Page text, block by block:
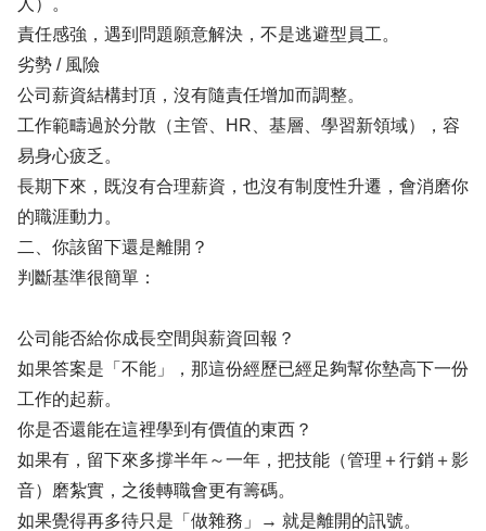
人）。
責任感強，遇到問題願意解決，不是逃避型員工。
劣勢 / 風險
公司薪資結構封頂，沒有隨責任增加而調整。
工作範疇過於分散（主管、HR、基層、學習新領域），容
易身心疲乏。
長期下來，既沒有合理薪資，也沒有制度性升遷，會消磨你
的職涯動力。
二、你該留下還是離開？
判斷基準很簡單：
公司能否給你成長空間與薪資回報？
如果答案是「不能」，那這份經歷已經足夠幫你墊高下一份
工作的起薪。
你是否還能在這裡學到有價值的東西？
如果有，留下來多撐半年～一年，把技能（管理＋行銷＋影
音）磨紮實，之後轉職會更有籌碼。
如果覺得再多待只是「做雜務」→ 就是離開的訊號。